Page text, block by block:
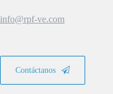
info@rpf-ve.com
Contáctanos